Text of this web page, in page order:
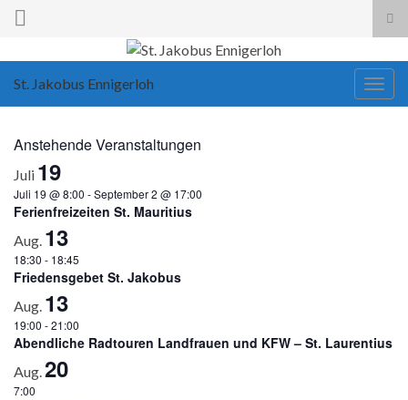
Search for:
St. Jakobus Ennigerloh
Anstehende Veranstaltungen
Juli 19
Juli 19 @ 8:00 -September 2 @ 17:00
Ferienfreizeiten St. Mauritius
Aug. 13
18:30 - 18:45
Friedensgebet St. Jakobus
Aug. 13
19:00 -21:00
Abendliche Radtouren Landfrauen und KFW – St. Laurentius
Aug.20
7:00